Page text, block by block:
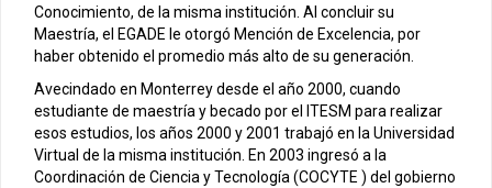
Conocimiento, de la misma institución. Al concluir su
Maestría, el EGADE le otorgó Mención de Excelencia, por
haber obtenido el promedio más alto de su generación.
Avecindado en Monterrey desde el año 2000, cuando
estudiante de maestría y becado por el ITESM para realizar
esos estudios, los años 2000 y 2001 trabajó en la Universidad
Virtual de la misma institución. En 2003 ingresó a la
Coordinación de Ciencia y Tecnología (COCYTE ) del gobierno